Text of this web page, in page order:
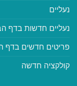
נעליים
נעליים חדשות בדף
פריטים חדשים בדף
קולקציה חדשה